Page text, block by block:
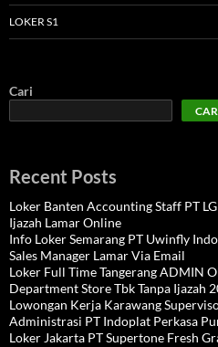
LOKER S1
Cari
Recent Posts
Loker Banten Accounting Staff PT
Ijazah Lamar Online
Info Loker Semarang PT Uwinfly
Sales Manager Lamar Via Email
Loker Full Time Tangerang ADMIN
Department Store Tbk Tanpa Ijazah
Lowongan Kerja Karawang
Administrasi PT Indoplat Perkasa
Loker Jakarta PT Supertone Fresh